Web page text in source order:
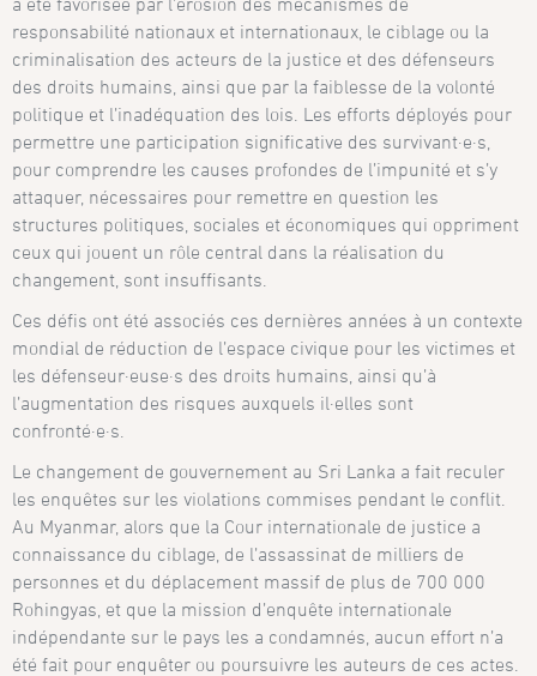
responsabilité nationaux et internationaux, le ciblage ou la
criminalisation des acteurs de la justice et des défenseurs
des droits humains, ainsi que par la faiblesse de la volonté
politique et l’inadéquation des lois. Les efforts déployés pour
permettre une participation significative des survivant·e·s,
pour comprendre les causes profondes de l’impunité et s’y
attaquer, nécessaires pour remettre en question les
structures politiques, sociales et économiques qui oppriment
ceux qui jouent un rôle central dans la réalisation du
changement, sont insuffisants.
Ces défis ont été associés ces dernières années à un contexte
mondial de réduction de l’espace civique pour les victimes et
les défenseur·euse·s des droits humains, ainsi qu’à
l’augmentation des risques auxquels il·elles sont
confronté·e·s.
Le changement de gouvernement au Sri Lanka a fait reculer
les enquêtes sur les violations commises pendant le conflit.
Au Myanmar, alors que la Cour internationale de justice a
connaissance du ciblage, de l’assassinat de milliers de
personnes et du déplacement massif de plus de 700 000
Rohingyas, et que la mission d’enquête internationale
indépendante sur le pays les a condamnés, aucun effort n’a
été fait pour enquêter ou poursuivre les auteurs de ces actes.